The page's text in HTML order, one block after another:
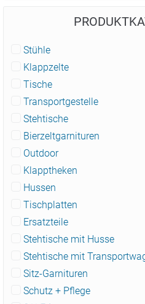
Stühle
Klappzelte
Tische
Transportgestelle
Stehtische
Bierzeltgarnituren
Outdoor
Klapptheken
Hussen
Tischplatten
Ersatzteile
Stehtische mit Husse
Stehtische mit
Sitz-Garnituren
Schutz + Pflege